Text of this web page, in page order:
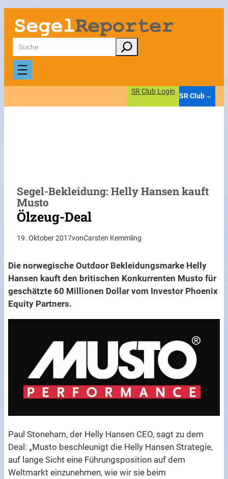
Zum
Inhalt
springen
Suchen
SR Club Login
SR Club
Segel-Bekleidung: Helly Hansen kauft
Musto
Ölzeug-Deal
19. Oktober 2017vonCarsten Kemmling
Die norwegische Outdoor Bekleidungsmarke Helly
Hansen kauft den britischen Konkurrenten Musto für
geschätzte 60 Millionen Dollar vom Investor Phoenix
Equity Partners.
Paul Stoneham, der Helly Hansen CEO, sagt zu dem
Deal: „Musto beschleunigt die Helly Hansen Strategie,
auf lange Sicht eine Führungsposition auf dem
Weltmarkt einzunehmen, wie wir sie beim